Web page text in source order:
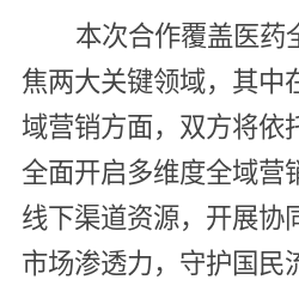
本次合作覆盖医药
焦两大关键领域，其中
域营销方面，双方将依
全面开启多维度全域营
线下渠道资源，开展协
市场渗透力，守护国民